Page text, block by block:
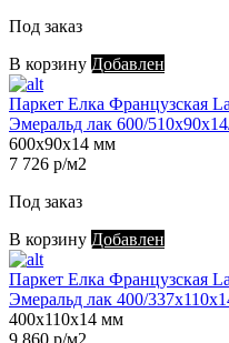
Под заказ
В корзину Добавлен
Паркет Елка Французская
Эмеральд лак 600/
600х90х14 мм
7 726 р/м2
Под заказ
В корзину Добавлен
Паркет Елка Французская
Эмеральд лак 400/
400х110х14 мм